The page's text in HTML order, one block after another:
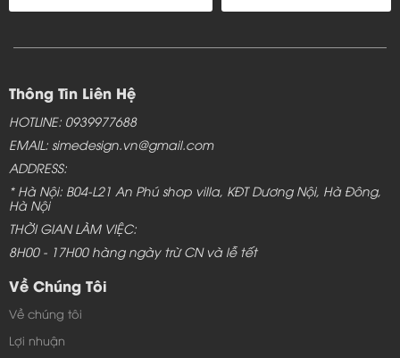
Thông Tin Liên Hệ
HOTLINE: 0939977688
EMAIL: simedesign.vn@gmail.com
ADDRESS:
* Hà Nội: B04-L21 An Phú shop villa, KĐT Dương Nội, Hà Đông,
Hà Nội
THỜI GIAN LÀM VIỆC:
8H00 - 17H00 hàng ngày trừ CN và lễ tết
Về Chúng Tôi
Về chúng tôi
Lợi nhuận